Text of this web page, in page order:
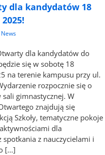
dla kandydatów 18
News
dla kandydatów do
się w sobotę 18
na terenie kampusu przy ul.
rozpocznie się o
gimnastycznej. W
znajdują się
Szkoły, tematyczne pokoje
dla
z nauczycielami i
[...]